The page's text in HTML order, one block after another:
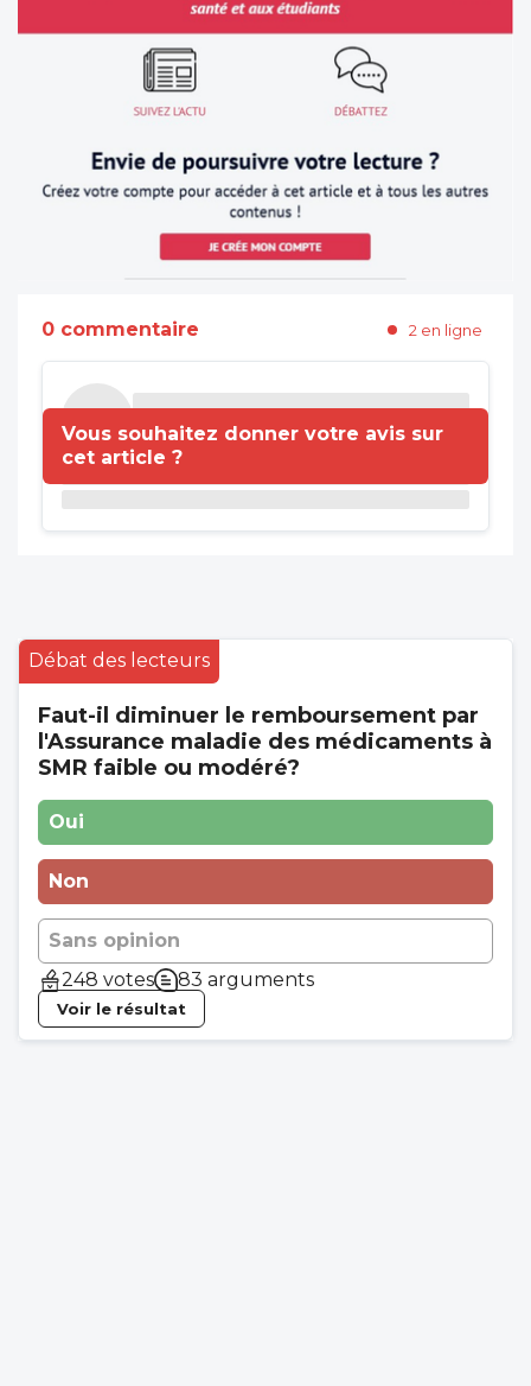
0 commentaire 2 en ligne
Vous souhaitez donner votre avis sur
cet article ?
Débat des lecteurs
Faut-il diminuer le remboursement par
l'Assurance maladie des médicaments à
SMR faible ou modéré?
Oui
Non
Sans opinion
248 votes
83 arguments
Voir le résultat